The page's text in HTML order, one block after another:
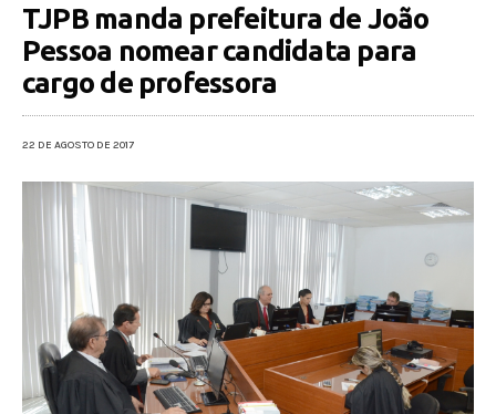
TJPB manda prefeitura de João
Pessoa nomear candidata para
cargo de professora
22 DE AGOSTO DE 2017